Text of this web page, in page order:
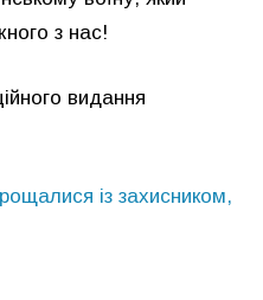
з нас!
видання
із захисником,